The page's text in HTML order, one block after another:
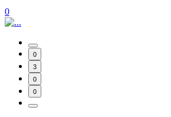
0
0
3
0
0